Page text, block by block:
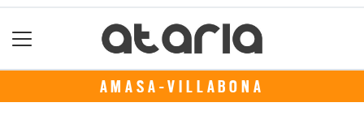
AMASA-VILLABONA